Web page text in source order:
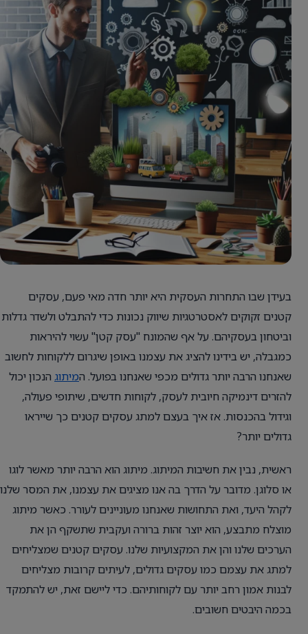
בעידן שבו התחרות העסקית היא יותר חדה מאי פעם, עסקים
קטנים זקוקים לאסטרטגיות שיווק נכונות כדי להתבלט ולשדר גדלות
וביטחון בעסקיהם. על אף שהמונח "עסק קטן" עשוי להיראות
כמגבלה, יש בידינו להציג את עצמנו באופן שיגרום ללקוחות לחשוב
שאנחנו הרבה יותר גדולים מכפי שאנחנו בפועל. המיתוג הנכון יכול
להזרים דינמיקה חיובית לעסק, לקוחות חדשים, שיתופי פעולה,
וגידול בהכנסות. אז איך בעצם למתג עסקים קטנים כך שייראו
גדולים יותר?
ראשית, נבין את חשיבות המיתוג. מיתוג הוא הרבה יותר מאשר לוגו
או סלוגן. מדובר על הדרך בה אנו מציגים את עצמנו, את המסר שלנו
לקהל היעד, ואת התחושות שאנחנו מעוניינים לעורר. כאשר מיתוג
מוצלח מתבצע, הוא יוצר זהות ברורה ועקבית שתשקף הן את
הערכים שלנו והן את המקצועיות שלנו. עסקים קטנים שמצליחים
למתג את עצמם כמו עסקים גדולים, לעיתים קרובות מצליחים
לבנות אמון רחב יותר עם לקוחותיהם. כדי ליישם זאת, יש להתמקד
בכמה היבטים חשובים.